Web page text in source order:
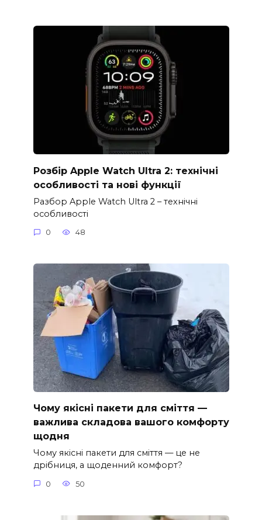
Розбір Apple Watch Ultra 2: технічні
особливості та нові функції
Разбор Apple Watch Ultra 2 – технічні
особливості
0 48
Чому якісні пакети для сміття —
важлива складова вашого комфорту
щодня
Чому якісні пакети для сміття — це не
дрібниця, а щоденний комфорт?
0 50